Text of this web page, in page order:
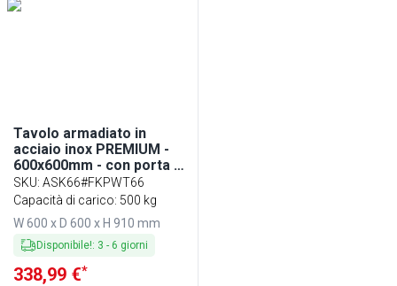
Tavolo armadiato in
acciaio inox PREMIUM -
600x600mm - con porta a
battente - incl. tagliere
polietilene Verde
SKU: ASK66#FKPWT66
Capacità di carico: 500 kg
W 600 x D 600 x H 910 mm
Disponibile!: 3 - 6 giorni
338,99 €*